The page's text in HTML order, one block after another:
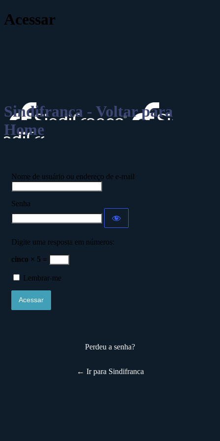
Acessar
Sindifranca - Voltar para
Home
Nome de usuário ou endereço de e-mail
Senha
Digite uma resposta em números:
cinco × 5 =
Lembrar-me
Perdeu a senha?
← Ir para Sindifranca